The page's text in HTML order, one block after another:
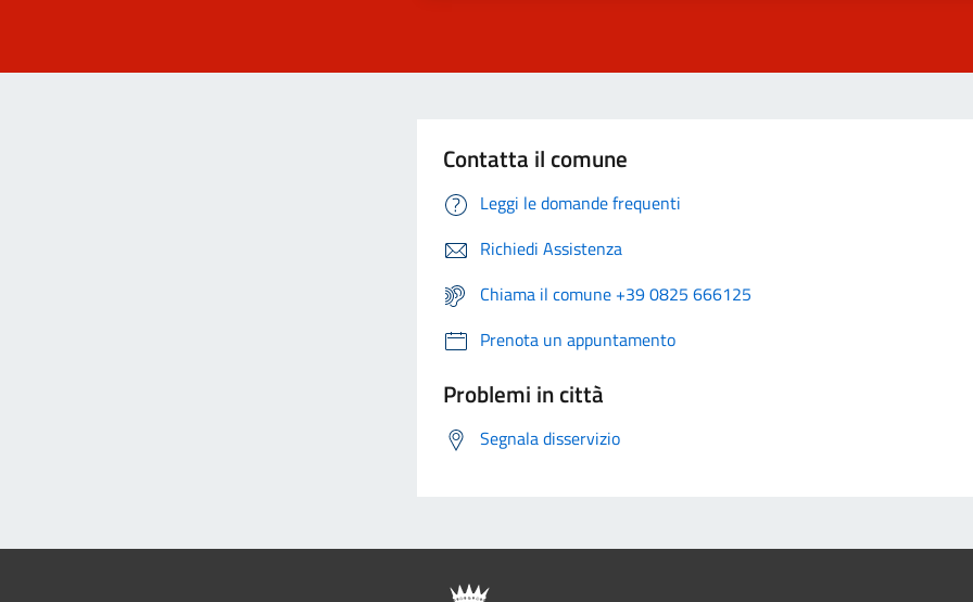
Contatta il comune
Leggi le domande frequenti
Richiedi Assistenza
Chiama il comune +39 0825 666125
Prenota un appuntamento
Problemi in città
Segnala disservizio